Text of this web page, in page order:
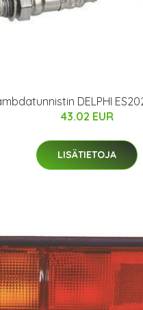
DELPHI
43.02 EUR
LISÄTIETOJA